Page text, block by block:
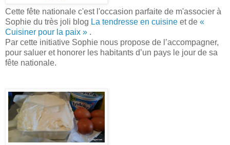
Cette fête nationale c'est l'occasion parfaite de m'associer à
Sophie du très joli blog La tendresse en cuisine et de «
Cuisiner pour la paix » .
Par cette initiative Sophie nous propose de l’accompagner,
pour saluer et honorer les habitants d’un pays le jour de sa
fête nationale.